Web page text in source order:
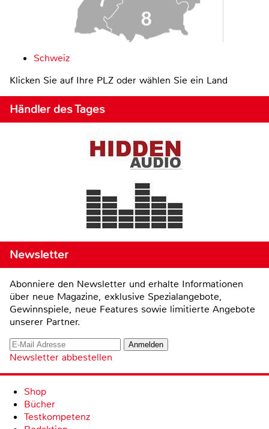
Schweiz
Klicken Sie auf Ihre PLZ oder wählen Sie ein Land
Händler des Tages
Newsletter
Abonniere den Newsletter und erhalte Informationen
über neue Magazine, exklusive Spezialangebote,
Gewinnspiele, neue Features sowie limitierte Angebote
unserer Partner.
Newsletter abbestellen
Shop
Bücher
Testkompetenz